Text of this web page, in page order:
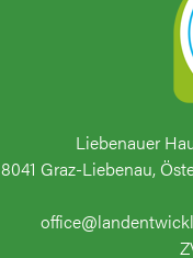
Liebenauer
8041 Graz-Liebenau,